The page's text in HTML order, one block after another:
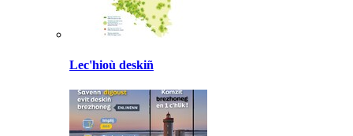
Lec'hioù deskiñ